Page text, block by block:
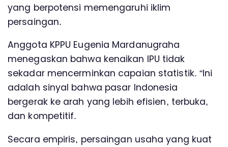
yang berpotensi memengaruhi iklim
persaingan.
Anggota KPPU Eugenia Mardanugraha
menegaskan bahwa kenaikan IPU tidak
sekadar mencerminkan capaian statistik. “Ini
adalah sinyal bahwa pasar Indonesia
bergerak ke arah yang lebih efisien, terbuka,
dan kompetitif.
Secara empiris, persaingan usaha yang kuat